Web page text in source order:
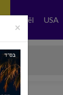
Israël USA
×